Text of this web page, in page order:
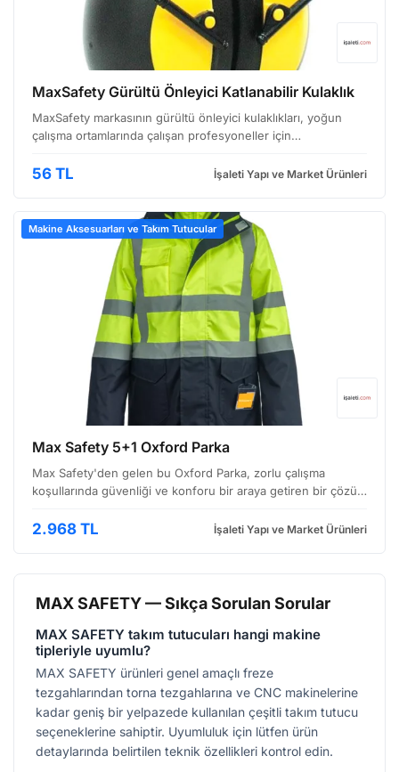
MaxSafety Gürültü Önleyici Katlanabilir Kulaklık
MaxSafety markasının gürültü önleyici kulaklıkları, yoğun
çalışma ortamlarında çalışan profesyoneller için
ve üretim tesisleri gibi yüksek ses seviyelerine…
56 TL İşaleti Yapı ve Market Ürünleri
Makine Aksesuarları ve Takım Tutucular
Max Safety 5+1 Oxford Parka
Max Safety'den gelen bu Oxford Parka, zorlu çalışma
koşullarında güvenliği ve konforu bir araya getiren bir çözüm
sektörlerde çalışan profesyoneller için tasarlanm…
2.968 TL İşaleti Yapı ve Market Ürünleri
MAX SAFETY — Sıkça Sorulan Sorular
MAX SAFETY takım tutucuları hangi makine
tipleriyle uyumlu?
MAX SAFETY ürünleri genel amaçlı freze
tezgahlarından torna tezgahlarına ve CNC makinelerine
kadar geniş bir yelpazede kullanılan çeşitli takım tutucu
seçeneklerine sahiptir. Uyumluluk için lütfen ürün
detaylarında belirtilen teknik özellikleri kontrol edin.